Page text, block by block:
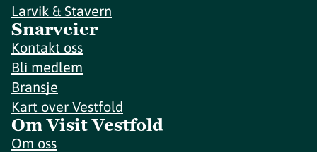
Larvik & Stavern
Snarveier
Kontakt oss
Bli medlem
Bransje
Kart over Vestfold
Om Visit Vestfold
Om oss